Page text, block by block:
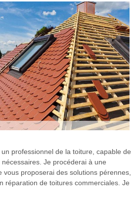
professionnel de la toiture, capable de
Je procéderai à une
proposerai des solutions pérennes,
réparation de toitures commerciales. Je